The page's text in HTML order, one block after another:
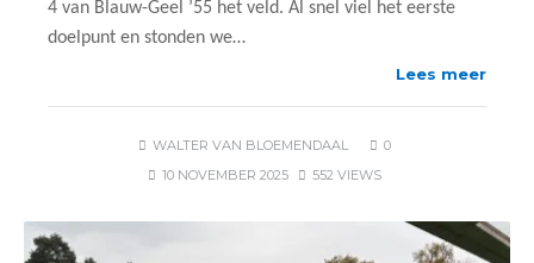
4 van Blauw-Geel ’55 het veld. Al snel viel het eerste
doelpunt en stonden we…
Lees meer
WALTER VAN BLOEMENDAAL
0
10 NOVEMBER 2025
552 VIEWS